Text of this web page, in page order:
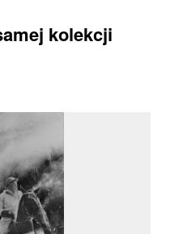
kolekcji